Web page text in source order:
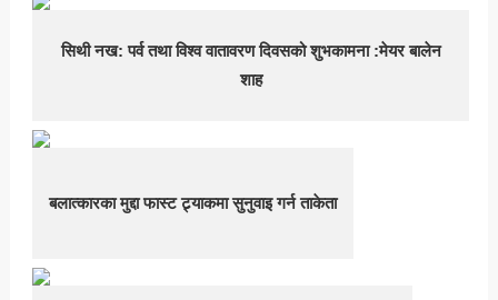
सिथी नख: पर्व तथा विश्व वातावरण दिवसको शुभकामना :मेयर बालेन
शाह
बलात्कारका मुद्दा फास्ट ट्र्याकमा सुनुवाइ गर्न ताकेता